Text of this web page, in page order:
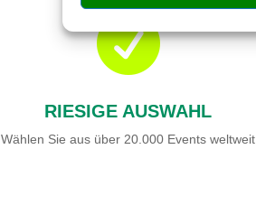

RIESIGE AUSWAHL
Wählen Sie aus über 20.000 Events weltweit